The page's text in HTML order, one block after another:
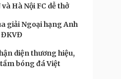
Hà Nội FC dễ thở
giải Ngoại hạng Anh
ĐKVĐ
diện thương hiệu,
bóng đá Việt